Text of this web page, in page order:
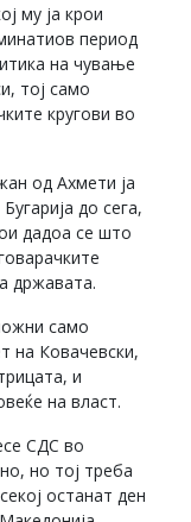
му ја крои
период
на чување
тој само
кругови во
од Ахмети ја
до сега,
дадоа се што
државата.
само
на Ковачевски,
и
на власт.
СДС во
но тој треба
останат ден